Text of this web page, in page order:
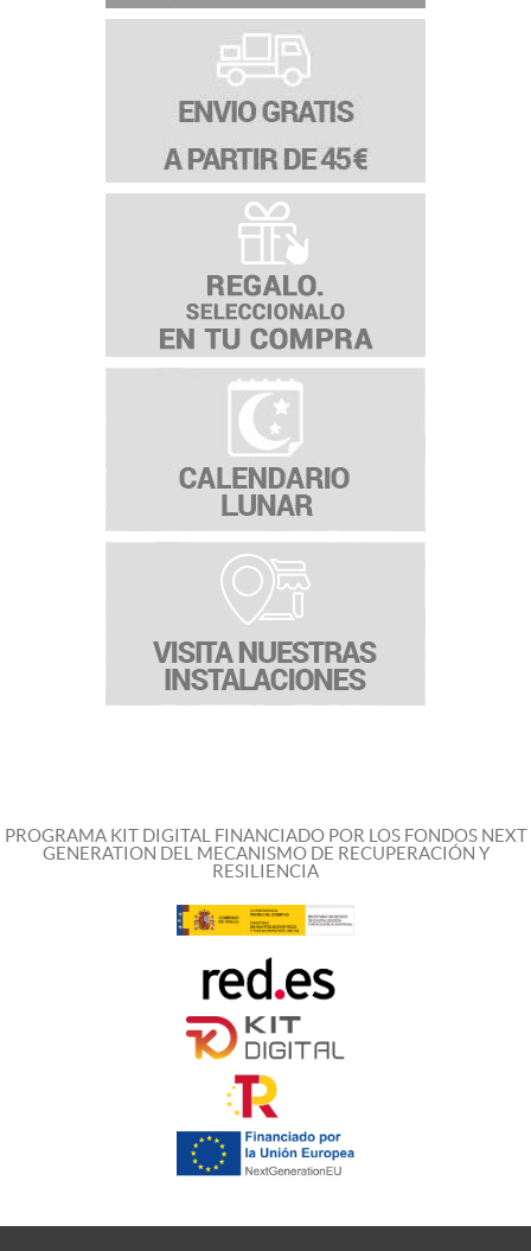
PROGRAMA KIT DIGITAL FINANCIADO POR LOS FONDOS NEXT
GENERATION DEL MECANISMO DE RECUPERACIÓN Y
RESILIENCIA